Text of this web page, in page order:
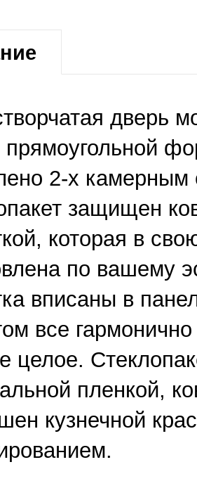
дверь
прямоугольной
2-х камерным
защищен
которая в
по вашему
вписаны в
все
целое.
пленкой,
кузнечной